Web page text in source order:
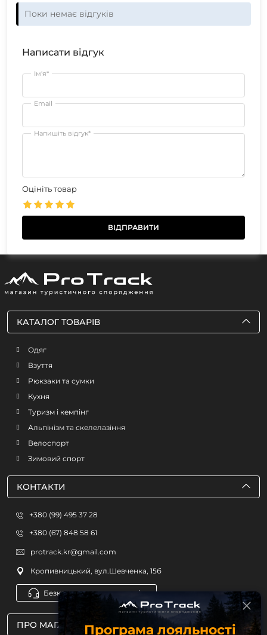
Поки немає відгуків
Написати відгук
Ім'я*
Email
Напишіть відгук*
Оцініть товар
ПРО МАГАЗИН
КАТАЛОГ ТОВАРІВ
Одяг
Взуття
Рюкзаки та сумки
Кухня
Туризм і кемпінг
Альпінізм та скелелазіння
Велоспорт
Зимовий спорт
КОНТАКТИ
+380 (99) 495 37 28
+380 (67) 848 58 61
protrack.kr@gmail.com
Кропивницький, вул.Шевченка, 15б
Безкоштовна консультація
Програма лояльності